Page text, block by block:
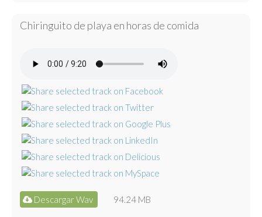
Chiringuito de playa en horas de comida
Descargar Wav 94.24 MB